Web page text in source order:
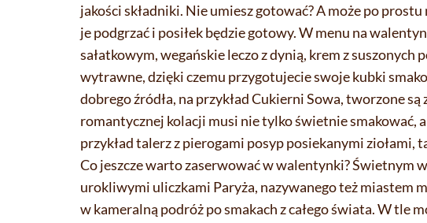
jakości składniki. Nie umiesz gotować? A może po prostu
je podgrzać i posiłek będzie gotowy. W menu na
sałatkowym, wegańskie leczo z dynią, krem z
wytrawne, dzięki czemu przygotujecie swoje kubki
dobrego źródła, na przykład Cukierni Sowa, tworzone
romantycznej kolacji musi nie tylko świetnie smakować,
przykład talerz z pierogami posyp posiekanymi
Co jeszcze warto zaserwować w walentynki? Świetnym
urokliwymi uliczkami Paryża, nazywanego też miastem
w kameralną podróż po smakach z całego świata. W tle